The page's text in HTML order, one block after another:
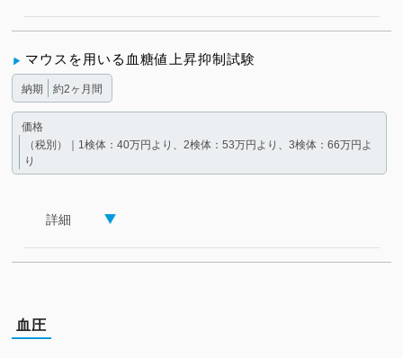
マウスを用いる血糖値上昇抑制試験
納期 約2ヶ月間
価格
（税別）｜1検体：40万円より、2検体：53万円より、3検体：66万円よ
り
詳細
血圧